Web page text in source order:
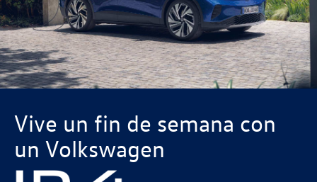
Vive un fin de semana con
un Volkswagen